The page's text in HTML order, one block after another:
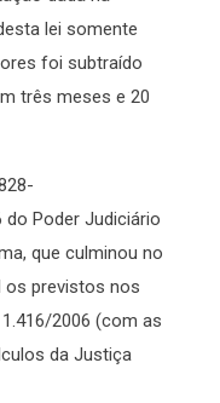
lei somente
foi subtraído
três meses e 20
do Poder Judiciário
que culminou no
os previstos nos
2006 (com as
da Justiça